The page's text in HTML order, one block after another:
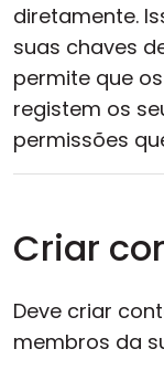
diretamente.
suas chaves
permite que
registem os
permissões
Criar
Deve criar
membros da